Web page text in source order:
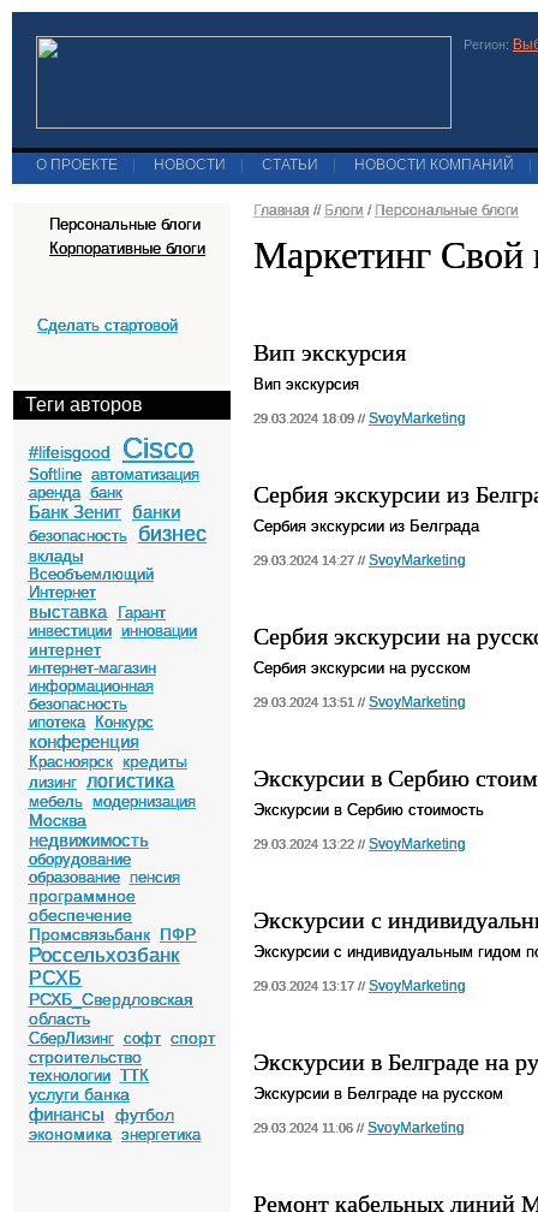
Регион:
О ПРОЕКТЕ НОВОСТИ СТАТЬИ НОВОСТИ КОМПАНИЙ
Персональные блоги
Корпоративные блоги
Сделать стартовой
Теги авторов
#lifeisgood Cisco
Softline автоматизация
аренда банк
Банк Зенит банки
безопасность бизнес
вклады
Всеобъемлющий
Интернет
выставка
Гарант
инвестиции инновации
интернет
интернет-магазин
информационная
безопасность
ипотека
Конкурс
конференция
Красноярск кредиты
лизинг логистика
мебель модернизация
Москва
недвижимость
оборудование
образование пенсия
программное
обеспечение
Промсвязьбанк ПФР
Россельхозбанк
РСХБ
РСХБ_Свердловская
область
СберЛизинг софт спорт
строительство
технологии ТТК
услуги банка
финансы
футбол
экономика
энергетика
Главная // Блоги / Персональные блоги
Маркетинг Свой
Вип экскурсия
Вип экскурсия
29.03.2024 18:09 // SvoyMarketing
Сербия экскурсии из
Сербия экскурсии из Белграда
29.03.2024 14:27 // SvoyMarketing
Сербия экскурсии на
Сербия экскурсии на русском
29.03.2024 13:51 // SvoyMarketing
Экскурсии в Сербию
Экскурсии в Сербию стоимость
29.03.2024 13:22 // SvoyMarketing
Экскурсии с
Экскурсии с индивидуальным гидом
29.03.2024 13:17 // SvoyMarketing
Экскурсии в Белграде на
Экскурсии в Белграде на русском
29.03.2024 11:06 // SvoyMarketing
Ремонт кабельных линий